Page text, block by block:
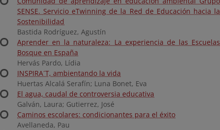
SENSE. Servicio eTwinning de la Red de Educación hacia la
Sostenibilidad
Bastida Rodríguez, Agustín
Aprender en la naturaleza: La experiencia de las Escuelas
Bosque en España
Hervás Pardo, Lídia
INSPIRA´T, ambientando la vida
Huertas Alcalá Serafín; Luna Bonet, Eva
El agua, caudal de controversia educativa
Galván, Laura; Gutierrez, José
Caminos escolares: condicionantes para el éxito
Avellaneda, Pau